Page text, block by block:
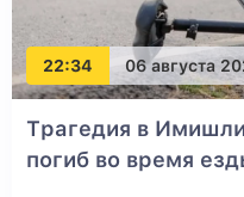
22:34 06 августа
Трагедия в
погиб во время